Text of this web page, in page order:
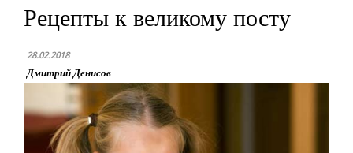
Рецепты к великому посту
28.02.2018
Дмитрий Денисов